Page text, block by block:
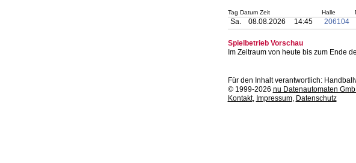
Tag Datum Zeit Halle
Sa. 08.08.2026 14:45 206104
Spielbetrieb Vorschau
Im Zeitraum von heute bis zum Ende
Für den Inhalt verantwortlich:
© 1999-2026 nu Datenautomaten
Kontakt, Impressum, Datenschutz